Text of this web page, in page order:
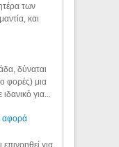
των
και
δύναται
φορές) μια
για...
αφορά
για